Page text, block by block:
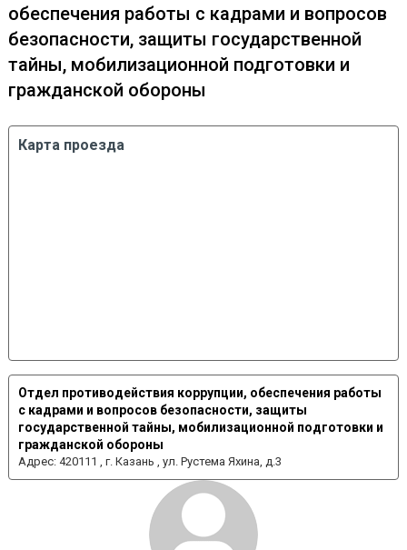
обеспечения работы с кадрами и вопросов
безопасности, защиты государственной
тайны, мобилизационной подготовки и
гражданской обороны
Карта проезда
Отдел противодействия коррупции, обеспечения работы
с кадрами и вопросов безопасности, защиты
государственной тайны, мобилизационной подготовки и
гражданской обороны
Адрес: 420111 , г. Казань , ул. Рустема Яхина, д.3